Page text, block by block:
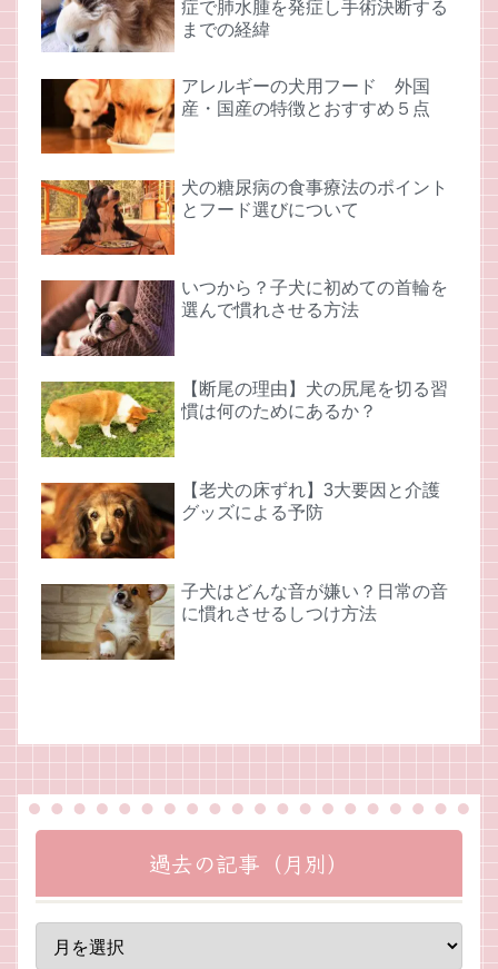
症で肺水腫を発症し手術決断する
までの経緯
アレルギーの犬用フード 外国
産・国産の特徴とおすすめ５点
犬の糖尿病の食事療法のポイント
とフード選びについて
いつから？子犬に初めての首輪を
選んで慣れさせる方法
【断尾の理由】犬の尻尾を切る習
慣は何のためにあるか？
【老犬の床ずれ】3大要因と介護
グッズによる予防
子犬はどんな音が嫌い？日常の音
に慣れさせるしつけ方法
過去の記事（月別）